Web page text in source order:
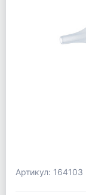
Артикул: 164103